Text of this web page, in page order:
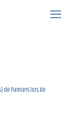
de Pamiers lors de